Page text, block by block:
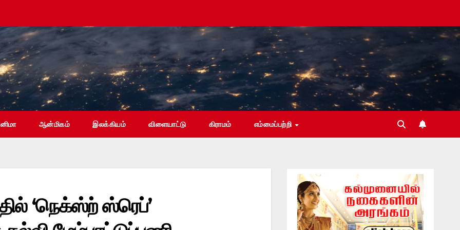
ஆன்மிகம் இலக்கியம் விளையாட்டு கிராமம் எம்மைப்பற்றி
‘நெக்ஸ்ற் ஸ்ரெப்’